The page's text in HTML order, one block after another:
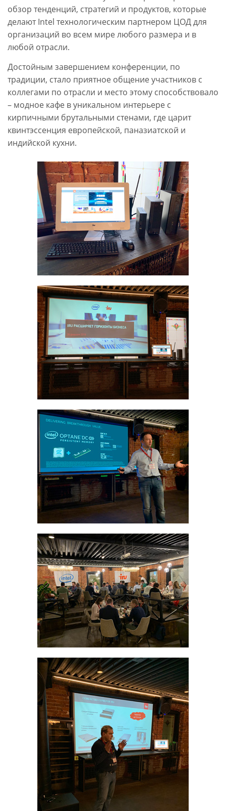
обзор тенденций, стратегий и продуктов, которые
делают Intel технологическим партнером ЦОД для
организаций во всем мире любого размера и в
любой отрасли.
Достойным завершением конференции, по
традиции, стало приятное общение участников с
коллегами по отрасли и место этому способствовало
– модное кафе в уникальном интерьере с
кирпичными брутальными стенами, где царит
квинтэссенция европейской, паназиатской и
индийской кухни.